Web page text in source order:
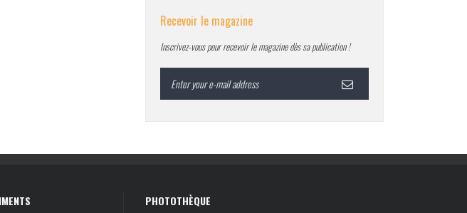
Recevoir le magazine
Inscrivez-vous pour recevoir le magazine dès sa publication !
PHOTOTHÈQUE